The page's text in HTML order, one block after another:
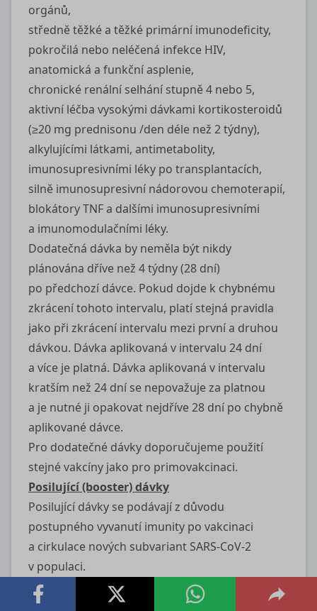
orgánů,
středně těžké a těžké primární imunodeficity,
pokročilá nebo neléčená infekce HIV,
anatomická a funkční asplenie,
chronické renální selhání stupně 4 nebo 5,
aktivní léčba vysokými dávkami kortikosteroidů
(≥20 mg prednisonu /den déle než 2 týdny),
alkylujícími látkami, antimetabolity,
imunosupresivními léky po transplantacích,
silně imunosupresivní nádorovou chemoterapií,
blokátory TNF a dalšími imunosupresivními
a imunomodulačními léky.
Dodatečná dávka by neměla být nikdy
plánována dříve než 4 týdny (28 dní)
po předchozí dávce. Pokud dojde k chybnému
zkrácení tohoto intervalu, platí stejná pravidla
jako při zkrácení intervalu mezi první a druhou
dávkou. Dávka aplikovaná v intervalu 24 dní
a více je platná. Dávka aplikovaná v intervalu
kratším než 24 dní se nepovažuje za platnou
a je nutné ji opakovat nejdříve 28 dní po chybně
aplikované dávce.
Pro dodatečné dávky doporučujeme použití
stejné vakcíny jako pro primovakcinaci.
Posilující (booster) dávky
Posilující dávky se podávají z důvodu
postupného vyvanutí imunity po vakcinaci
a cirkulace nových subvariant SARS-CoV-2
v populaci.
Všem osobám ve věku 12 a více let,
které dokončily primovakcinaci kteroukoli